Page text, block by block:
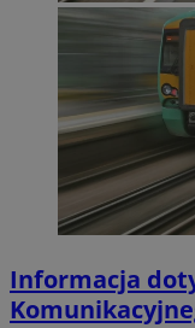
Informacja